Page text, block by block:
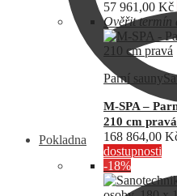
Pokladna
57 961,00 Kč
Ověřit termín
Parní sauny
M-SPA –
210 cm pravá
168 864,00
dostupnosti
-18%